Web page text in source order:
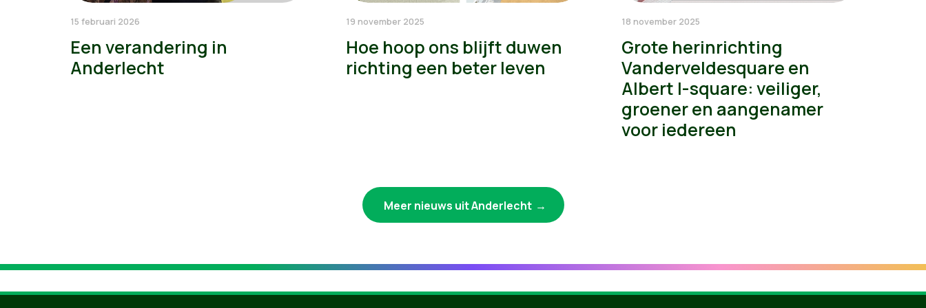
15 februari 2026
Een verandering in
Anderlecht
19 november 2025
Hoe hoop ons blijft duwen
richting een beter leven
18 november 2025
Grote herinrichting
Vanderveldesquare en
Albert I-square: veiliger,
groener en aangenamer
voor iedereen
Meer nieuws uit Anderlecht